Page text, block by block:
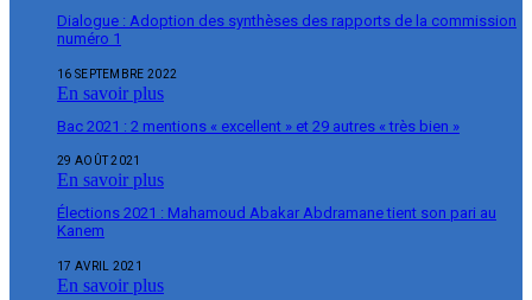
Dialogue : Adoption des synthèses des rapports de la commission
numéro 1
16 SEPTEMBRE 2022
En savoir plus
Bac 2021 : 2 mentions « excellent » et 29 autres « très bien »
29 AOÛT 2021
En savoir plus
Élections 2021 : Mahamoud Abakar Abdramane tient son pari au
Kanem
17 AVRIL 2021
En savoir plus